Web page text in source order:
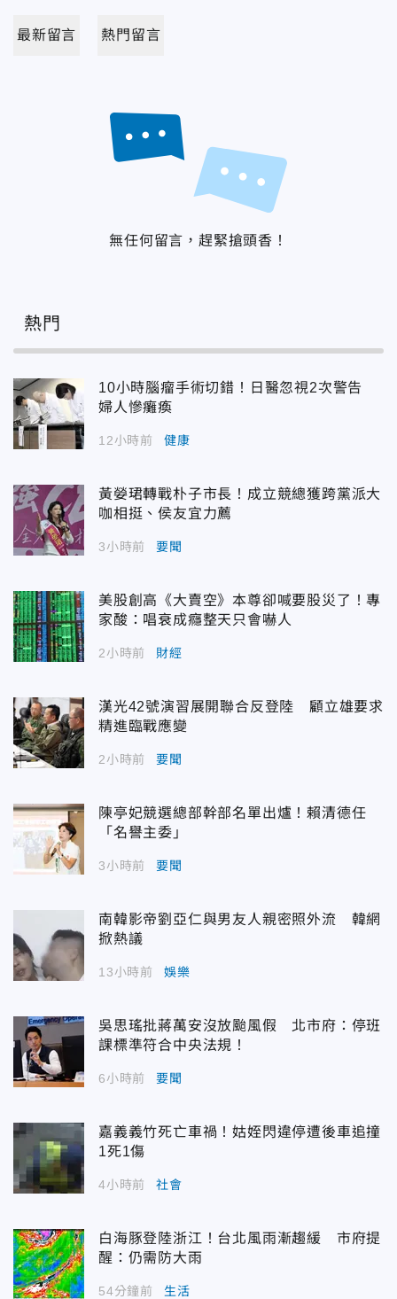
最新留言 熱門留言
無任何留言，趕緊搶頭香！
熱門
10小時腦瘤手術切錯！日醫忽視2次警告
婦人慘癱瘓
12小時前 健康
黃嫈珺轉戰朴子市長！成立競總獲跨黨派大
咖相挺、侯友宜力薦
3小時前 要聞
美股創高《大賣空》本尊卻喊要股災了！專
家酸：唱衰成癮整天只會嚇人
2小時前 財經
漢光42號演習展開聯合反登陸 顧立雄要求
精進臨戰應變
2小時前 要聞
陳亭妃競選總部幹部名單出爐！賴清德任
「名譽主委」
3小時前 要聞
南韓影帝劉亞仁與男友人親密照外流 韓網
掀熱議
13小時前 娛樂
吳思瑤批蔣萬安沒放颱風假 北市府：停班
課標準符合中央法規！
6小時前 要聞
嘉義義竹死亡車禍！姑姪閃違停遭後車追撞
1死1傷
4小時前 社會
白海豚登陸浙江！台北風雨漸趨緩 市府提
醒：仍需防大雨
54分鐘前 生活